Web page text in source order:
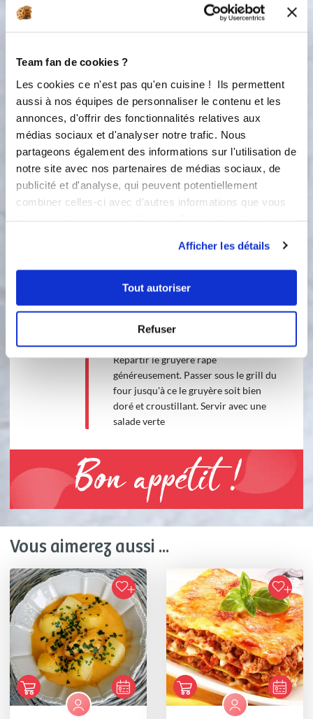
Team fan de cookies ?
Les cookies ce n'est pas qu'en cuisine ! Ils permettent
aussi à nos équipes de personnaliser le contenu et les
annonces, d'offrir des fonctionnalités relatives aux
médias sociaux et d'analyser notre trafic. Nous
partageons également des informations sur l'utilisation de
notre site avec nos partenaires de médias sociaux, de
publicité et d'analyse, qui peuvent potentiellement
combiner celles-ci avec d'autres informations que vous
Afficher les détails
Tout autoriser
Refuser
2 étapes
1
Étape 1 Faire chauffer le grill du four.
Eplucher une belle patate douce et
une pomme de terre. Les faire cuire à
l'eau salée pendant environ 20
minutes, jusqu'à tendreté. Les écraser
2
Étape 2 Dans un plat à gratin, verser
la viande après avoir enlevé les
peu. Répartir de la coriandre fraiche
ciselée selon le goût. Verser dessus la
purée de patate douce, et bien tasser.
Répartir le gruyère rapé
généreusement. Passer sous le grill du
four jusqu'à ce le gruyère soit bien
doré et croustillant. Servir avec une
salade verte
Bon appétit !
Vous aimerez aussi ...